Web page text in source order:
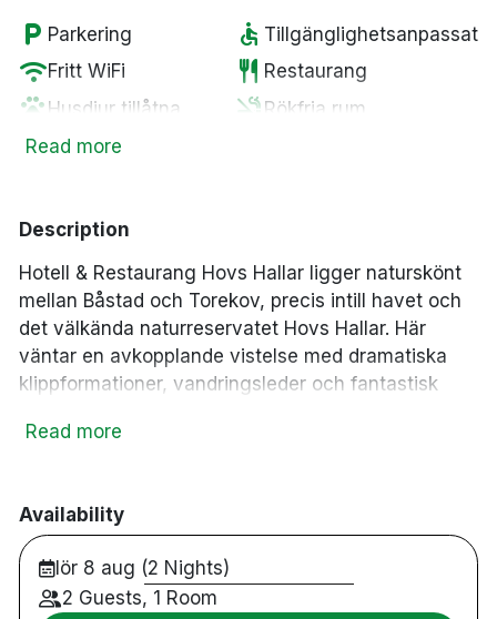
local_parking Parkering accessible Tillgänglighetsanpassat
wifiFritt WiFi restaurant Restaurang
pets Husdjur tillåtna smoke_free Rökfria rum
tvSmart-TV
checkroom Morgonrock &
tofflor
spaSpa
saunaBastu local_bar Bar
ev_stationElbilsladdare
Read more
Description
Hotell & Restaurang Hovs Hallar ligger naturskönt
mellan Båstad och Torekov, precis intill havet och
det välkända naturreservatet Hovs Hallar. Här
väntar en avkopplande vistelse med dramatiska
klippformationer, vandringsleder och fantastisk
avkoppling finns ett spa- och relaxområde med
bastu, jacuzzi och badtunnor.
Read more
Availability
lör 8 aug (2 Nights)
2 Guests, 1 Room